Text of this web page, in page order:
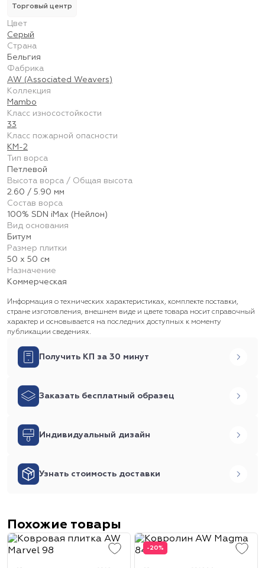
Торговый центр
Цвет
Серый
Страна
Бельгия
Фабрика
AW (Associated Weavers)
Коллекция
Mambo
Класс износостойкости
33
Класс пожарной опасности
КМ-2
Тип ворса
Петлевой
Высота ворса / Общая высота
2.60 / 5.90 мм
Состав ворса
100% SDN iMax (Нейлон)
Вид основания
Битум
Размер плитки
50 х 50 см
Назначение
Коммерческая
Информация о технических характеристиках, комплекте поставки,
стране изготовления, внешнем виде и цвете товара носит справочный
характер и основывается на последних доступных к моменту
публикации сведениях.
Получить КП за 30 минут
Заказать бесплатный образец
Индивидуальный дизайн
Узнать стоимость доставки
Похожие товары
-20%